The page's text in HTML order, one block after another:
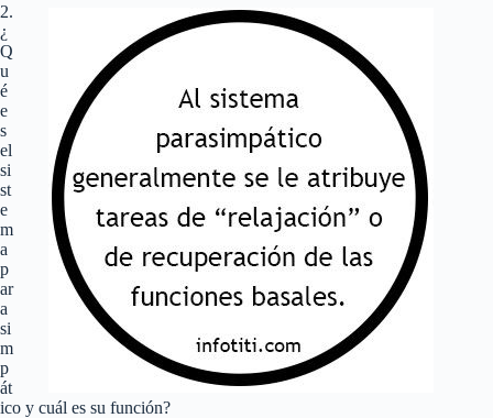
2.
¿
Q
u
é
e
s
el
si
st
e
m
a
p
ar
a
si
m
p
át
ico y cuál es su función?